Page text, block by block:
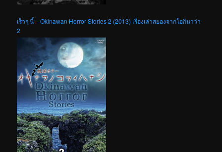
เร็วๆ นี้ – Okinawan Horror Stories 2 (2013) เรื่องเล่าสยองจากโอกินาว่า
2